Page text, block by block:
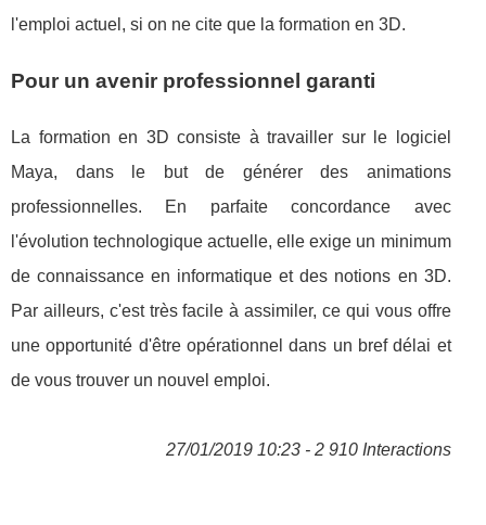
l'emploi actuel, si on ne cite que la formation en 3D.
Pour un avenir professionnel garanti
La formation en 3D consiste à travailler sur le logiciel
Maya, dans le but de générer des animations
professionnelles. En parfaite concordance avec
l'évolution technologique actuelle, elle exige un minimum
de connaissance en informatique et des notions en 3D.
Par ailleurs, c'est très facile à assimiler, ce qui vous offre
une opportunité d'être opérationnel dans un bref délai et
de vous trouver un nouvel emploi.
27/01/2019 10:23 - 2 910 Interactions